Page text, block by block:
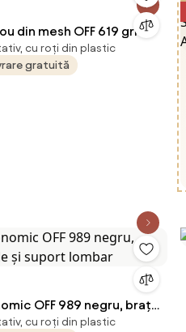
din mesh OFF 619 gri
cu roți din plastic
gratuită
OFF 989 negru, brațe
lombar
cu roți din plastic